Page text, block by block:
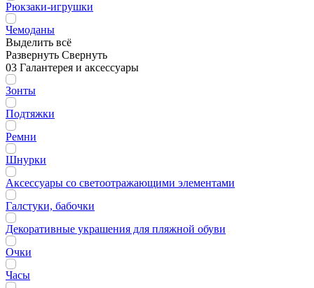
Рюкзаки-игрушки
Чемоданы
Выделить всё
Развернуть Свернуть
03 Галантерея и аксессуары
Зонты
Подтяжки
Ремни
Шнурки
Аксессуары со светоотражающими элементами
Галстуки, бабочки
Декоративные украшения для пляжной обуви
Очки
Часы